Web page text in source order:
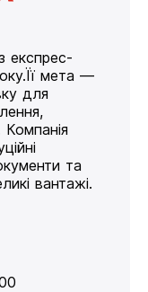
експрес-
мета —
для
та
вантажі.